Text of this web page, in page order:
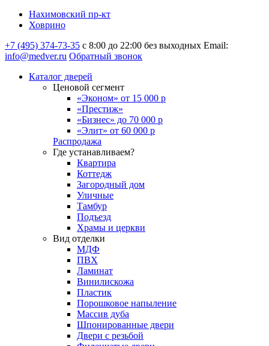
Нахимовский пр-кт
Ховрино
+7 (495) 374-73-35 с 8:00 до 22:00 без выходных Email:
info@medver.ru Обратный звонок
Каталог дверей
Ценовой сегмент
«Эконом» от 15 000 р
«Престиж»
«Бизнес» до 70 000 р
«Элит» от 60 000 р
Распродажа
Где устанавливаем?
Квартира
Коттедж
Загородный дом
Уличные
Тамбур
Подъезд
Храмы и церкви
Вид отделки
МДФ
ПВХ
Ламинат
Винилискожа
Пластик
Порошковое напыление
Массив дуба
Шпонированные двери
Двери с резьбой